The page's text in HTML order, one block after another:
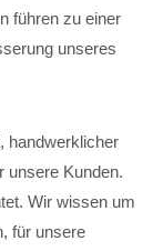
führen zu einer
unseres
handwerklicher
unsere Kunden.
Wir wissen um
für unsere